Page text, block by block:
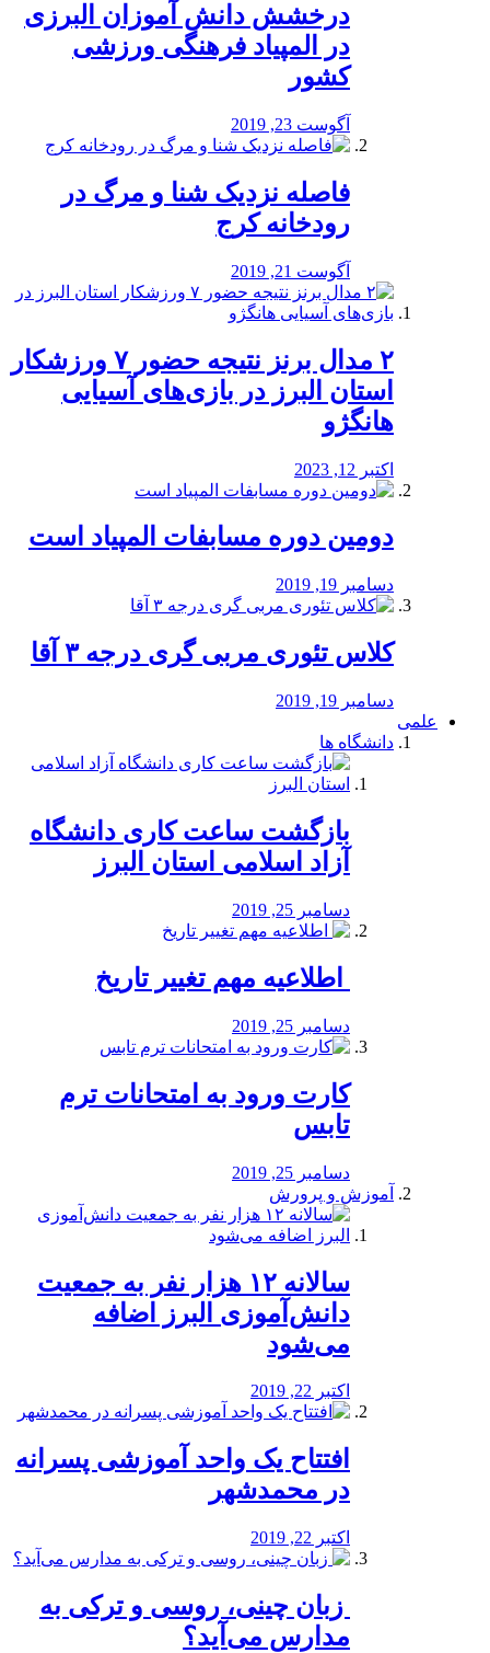
درخشش دانش آموزان البرزی
در المپیاد فرهنگی ورزشی
کشور
آگوست 23, 2019
️فاصله نزدیک شنا و مرگ در
رودخانه کرج
آگوست 21, 2019
۲ مدال برنز نتیجه حضور ۷ ورزشکار
استان البرز در بازی‌های آسیایی
هانگژو
اکتبر 12, 2023
دومین دوره مسابفات المپیاد است
دسامبر 19, 2019
کلاس تئوری مربی گری درجه ۳ آقا
دسامبر 19, 2019
علمی
دانشگاه ها
بازگشت ساعت کاری دانشگاه
آزاد اسلامی استان البرز
دسامبر 25, 2019
️ اطلاعیه مهم تغییر تاریخ
دسامبر 25, 2019
کارت ورود به امتحانات ترم
تابس
دسامبر 25, 2019
آموزش و پرورش
️سالانه ۱۲ هزار نفر به جمعیت
دانش‌آموزی البرز اضافه
می‌شود
اکتبر 22, 2019
افتتاح یک واحد آموزشی پسرانه
در محمدشهر
اکتبر 22, 2019
️ زبان چینی، روسی و ترکی به
مدارس می‌آید؟